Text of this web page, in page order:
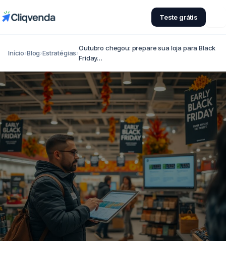
Teste grátis
Início›Blog›Estratégias›
Outubro chegou: prepare sua loja para Black
Friday…